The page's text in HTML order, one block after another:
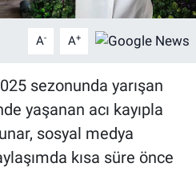
A- A+
sezonunda yarışan
yaşanan acı kayıpla
sosyal medya
kısa süre önce